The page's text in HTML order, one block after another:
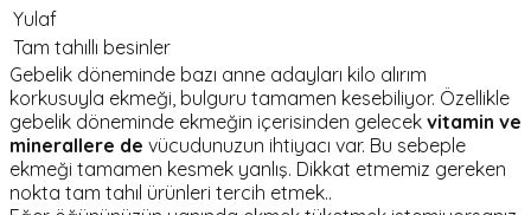
Yulaf
Tam tahıllı besinler
Gebelik döneminde bazı anne adayları kilo alırım
korkusuyla ekmeği, bulguru tamamen kesebiliyor. Özellikle
gebelik döneminde ekmeğin içerisinden gelecek vitamin ve
minerallere de vücudunuzun ihtiyacı var. Bu sebeple
ekmeği tamamen kesmek yanlış. Dikkat etmemiz gereken
nokta tam tahıl ürünleri tercih etmek..